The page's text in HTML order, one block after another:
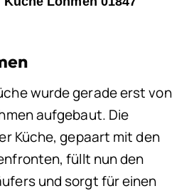
wurde gerade erst von
aufgebaut. Die
Küche, gepaart mit den
füllt nun den
und sorgt für einen